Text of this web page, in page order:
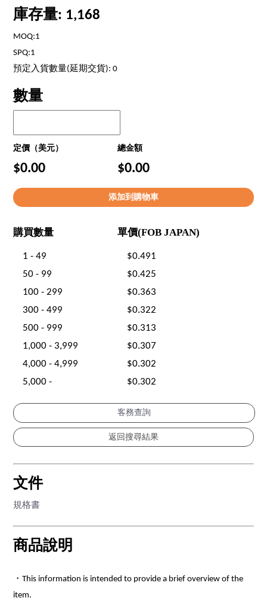
庫存量: 1,168
MOQ:1
SPQ:1
預定入貨數量(延期交貨): 0
數量
定價（美元） 總金額
$0.00 $0.00
購買數量 單價(FOB JAPAN)
1 - 49
$0.491
50 - 99
$0.425
100 - 299
$0.363
300 - 499
$0.322
500 - 999
$0.313
1,000 - 3,999
$0.307
4,000 - 4,999
$0.302
5,000 -
$0.302
客務查詢
文件
規格書
商品說明
・This information is intended to provide a brief overview of the
item.